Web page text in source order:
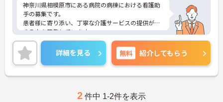
神奈川県相模原市にある病院の病棟における看護助
手の募集です。
患者様に寄り添い、丁寧な介護サービスの提供がで
きる方を募集しています。
ご興味のある方には、面接対策ポイントなど、さら
に詳細をお話しいたしますのでお気軽にご相談くだ
さい！
詳細を見る 無料 紹介してもらう
2 件中 1-2件を表示